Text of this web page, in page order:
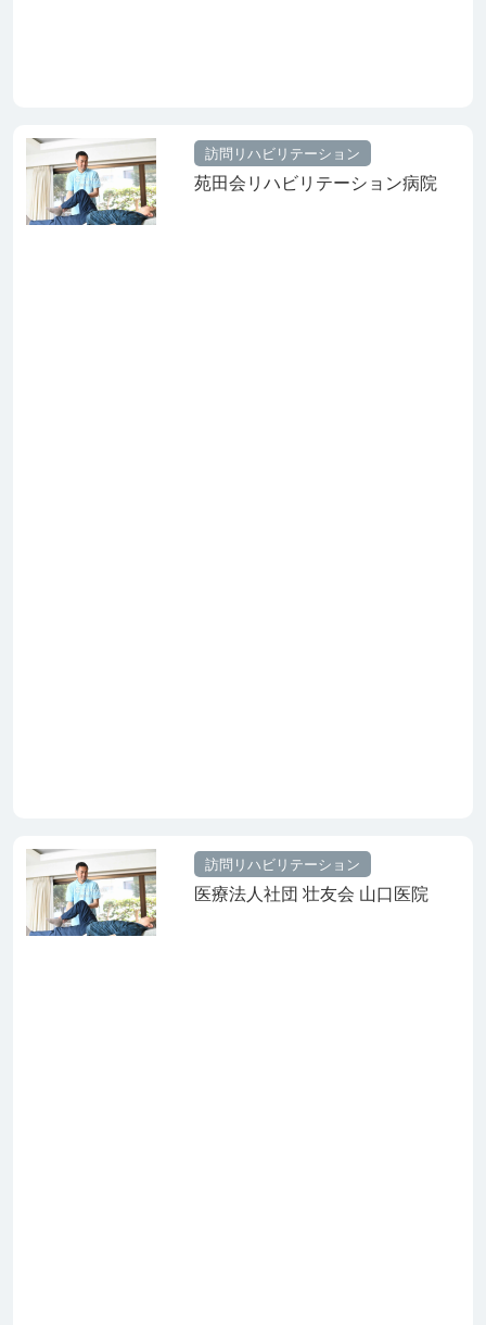
訪問リハビリテーション
苑田会リハビリテーション病院
訪問リハビリテーション
医療法人社団 壮友会 山口医院